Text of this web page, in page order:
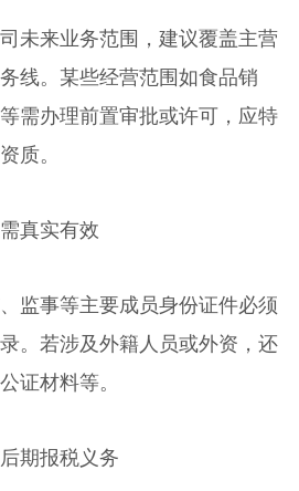
未来业务范围，建议覆盖主营
线。某些经营范围如食品销
需办理前置审批或许可，应特
质。
真实有效
监事等主要成员身份证件必须
。若涉及外籍人员或外资，还
证材料等。
期报税义务